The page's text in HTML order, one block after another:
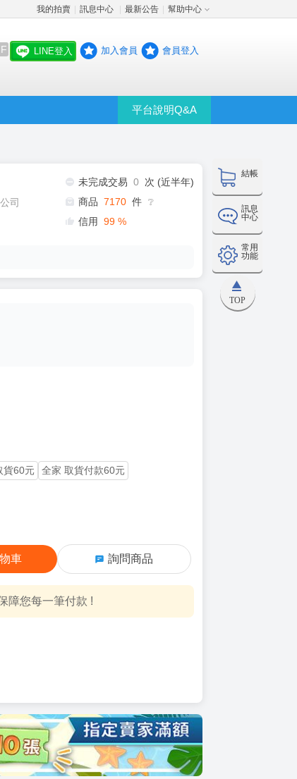
我的拍賣 訊息中心 最新公告 幫助中心
LINE登入 加入會員 會員登入
平台說明Q&A
結帳
訊息
中心
常用
功能
TOP
司
未完成交易 0
次 (近半年)
商品 7170 件 ❔
信用 99 %
貨60元
全家 取貨付款60元
車 詢問商品
障您每一筆付款 !